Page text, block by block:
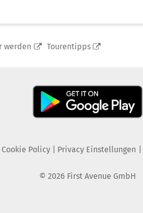
werden Tourentipps
Cookie Policy| Privacy Einstellungen
© 2026 First Avenue GmbH